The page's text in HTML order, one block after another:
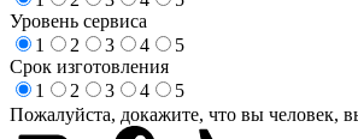
Уровень сервиса
1
2 3 4
5
Срок изготовления
1
2 3 4
5
Пожалуйста, докажите, что вы человек,